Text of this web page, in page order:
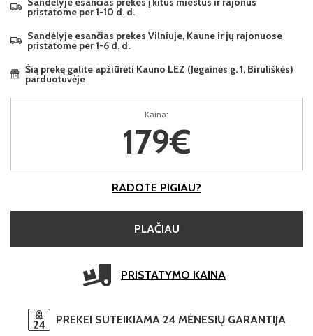
pristatome per 1-10 d. d.
Sandėlyje esančias prekes Vilniuje, Kaune ir jų rajonuose
pristatome per 1-6 d. d.
Šią prekę galite apžiūrėti Kauno LEZ (Jėgainės g. 1, Biruliškės)
parduotuvėje
Kaina:
179€
RADOTE PIGIAU?
PLAČIAU
PRISTATYMO KAINA
PREKEI SUTEIKIAMA 24 MĖNESIŲ GARANTIJA